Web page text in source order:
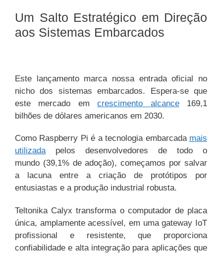
Um Salto Estratégico em Direção
aos Sistemas Embarcados
Este lançamento marca nossa entrada oficial no
nicho dos sistemas embarcados. Espera-se que
este mercado emcrescimento alcance169,1
bilhões de dólares americanos em 2030.
Como Raspberry Pi é a tecnologia embarcada mais
utilizadapelos desenvolvedores de todo o
mundo (39,1% de adoção), começamos por salvar
a lacuna entre a criação de protótipos por
entusiastas e a produção industrial robusta.
Teltonika Calyx transforma o computador de placa
única, amplamente acessível, em uma gateway IoT
profissional e resistente, que proporciona
confiabilidade e alta integração para aplicações que